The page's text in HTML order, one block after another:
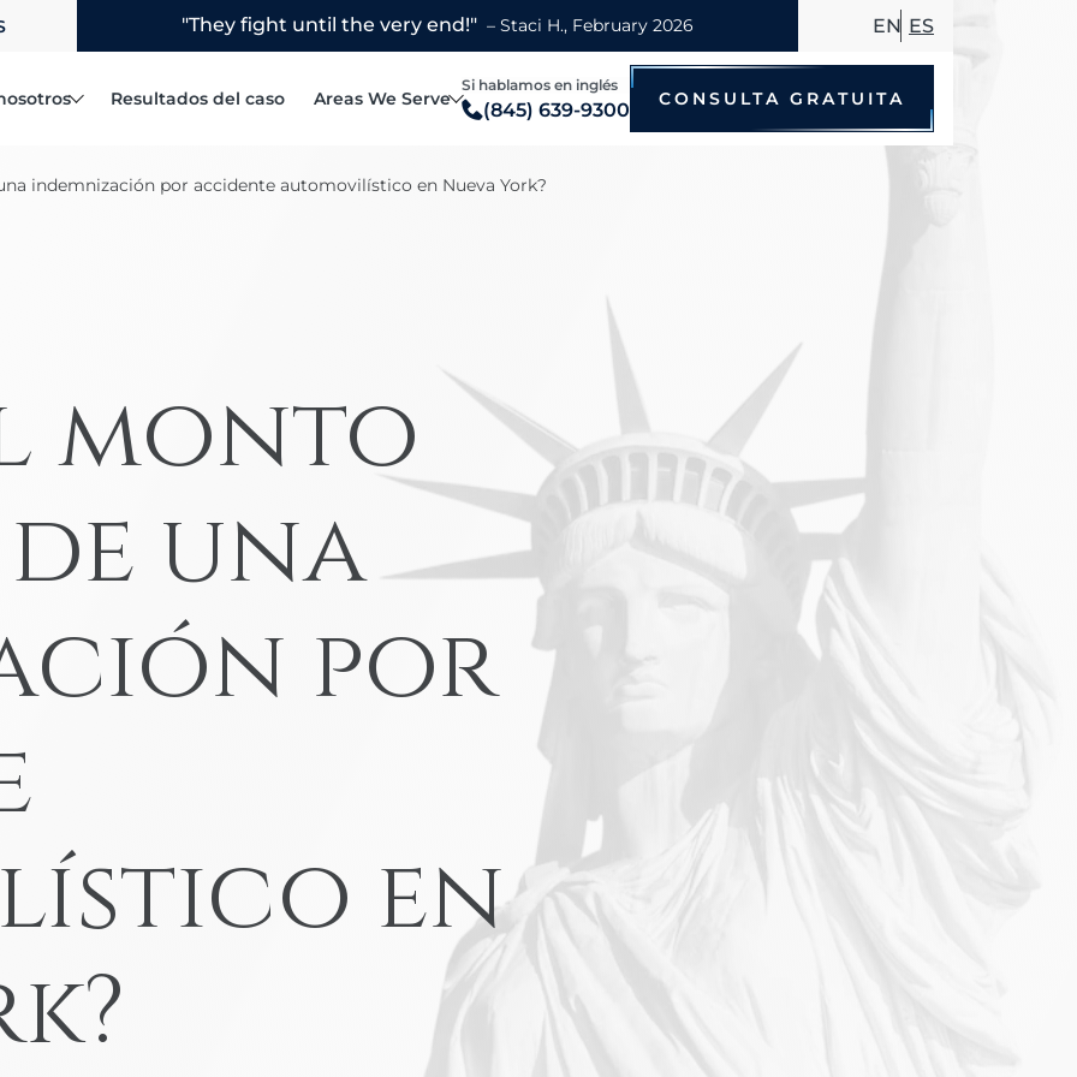
EN ES
Accidentes de motocicleta
Accidentes de taxi
Accidentes de peatones
Camión de reparto Accidentes de autobús
Accidentes de viajes compartidos
Accidentes de atropello y fuga
Accidentes con navaja
Accidente de camión en Amazon
VER TODOS LOS SERVICIOS LEGALES DE ACCIDENTES
AUTOMOVILÍSTICOS
Steven R. Hymowitz
Resultados del caso Areas We Serve
Bronx
Poughkeepsie
Queens
White Plains
Yonkers
View All Locations
Disponible las 24 horas
(845) 639-9300 CONSULTA GRATUITA
indemnización por accidente automovilístico en Nueva York?
monto
una
por
en